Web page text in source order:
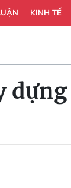
KINH TẾ